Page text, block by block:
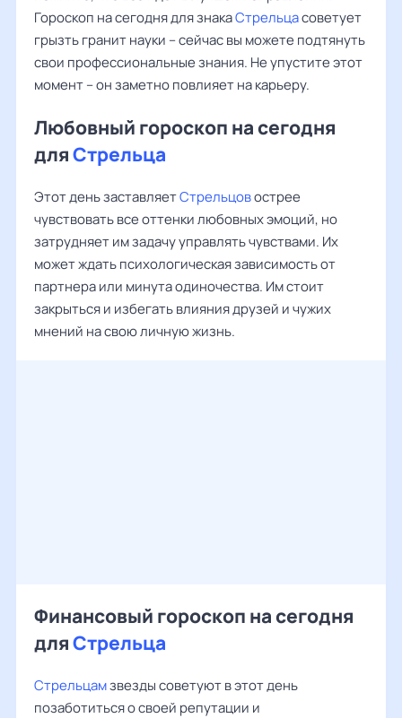
Гороскоп на сегодня для знакаСтрельцасоветует
грызть гранит науки – сейчас вы можете подтянуть
свои профессиональные знания. Не упустите этот
момент – он заметно повлияет на карьеру.
Любовный гороскоп на сегодня
дляСтрельца
Этот день заставляетСтрельцовострее
чувствовать все оттенки любовных эмоций, но
затрудняет им задачу управлять чувствами. Их
может ждать психологическая зависимость от
партнера или минута одиночества. Им стоит
закрыться и избегать влияния друзей и чужих
мнений на свою личную жизнь.
Финансовый гороскоп на сегодня
дляСтрельца
Стрельцамзвезды советуют в этот день
позаботиться о своей репутации и